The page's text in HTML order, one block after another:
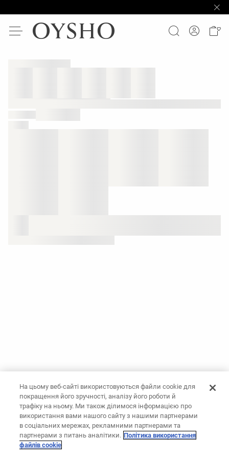
На цьому веб-сайті використовуються файли cookie для
покращення його зручності, аналізу його роботи й
трафіку на ньому. Ми також ділимося інформацією про
використання вами нашого сайту з нашими партнерами
в соціальних мережах, рекламними партнерами та
партнерами з питань аналітики. Політика використання
файлів cookie